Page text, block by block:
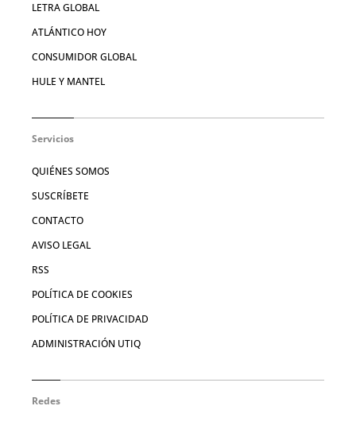
LETRA GLOBAL
ATLÁNTICO HOY
CONSUMIDOR GLOBAL
HULE Y MANTEL
Servicios
QUIÉNES SOMOS
SUSCRÍBETE
CONTACTO
AVISO LEGAL
RSS
POLÍTICA DE COOKIES
POLÍTICA DE PRIVACIDAD
ADMINISTRACIÓN UTIQ
Redes